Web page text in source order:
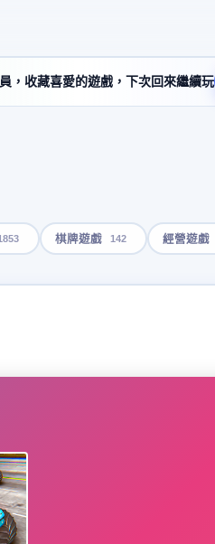
，收藏喜愛的遊戲，下次回來繼續玩
棋牌遊戲 142 經營遊戲